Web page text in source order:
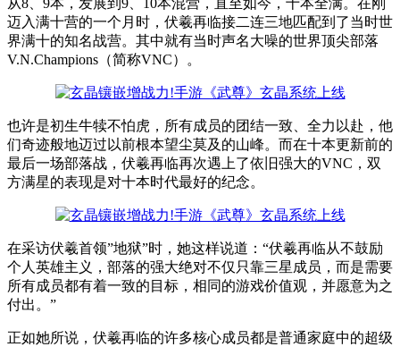
迈入满十营的一个月时，伏羲再临接二连三地匹配到了当时世
界满十的知名战营。其中就有当时声名大噪的世界顶尖部落
V.N.Champions（简称VNC）。
也许是初生牛犊不怕虎，所有成员的团结一致、全力以赴，他
们奇迹般地迈过以前根本望尘莫及的山峰。而在十本更新前的
最后一场部落战，伏羲再临再次遇上了依旧强大的VNC，双
方满星的表现是对十本时代最好的纪念。
在采访伏羲首领”地狱”时，她这样说道：“伏羲再临从不鼓励
个人英雄主义，部落的强大绝对不仅只靠三星成员，而是需要
所有成员都有着一致的目标，相同的游戏价值观，并愿意为之
付出。”
正如她所说，伏羲再临的许多核心成员都是普通家庭中的超级